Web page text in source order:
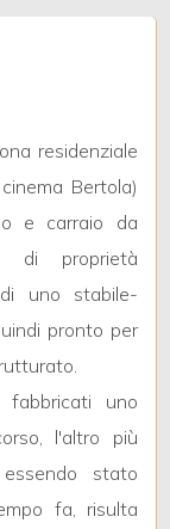
residenziale
Bertola)
e carraio da
di proprietà
uno stabile-
pronto per
uno
l'altro più
stato
fa, risulta